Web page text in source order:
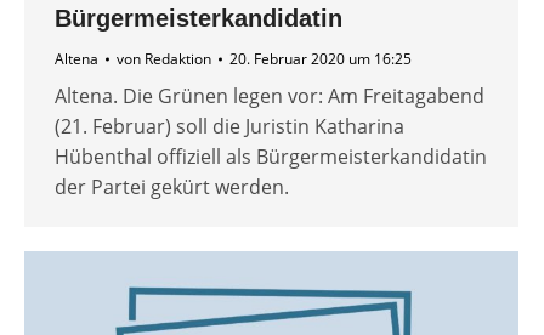
Bürgermeisterkandidatin
Altena von Redaktion 20. Februar 2020 um 16:25
Altena. Die Grünen legen vor: Am Freitagabend
(21. Februar) soll die Juristin Katharina
Hübenthal offiziell als Bürgermeisterkandidatin
der Partei gekürt werden.